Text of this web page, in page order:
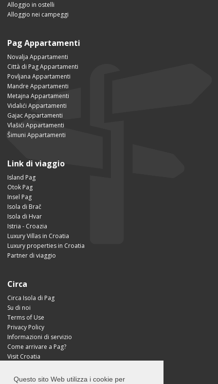
Questo sito Web utilizza i cookie per
Alloggio in ostelli
Alloggio nei campeggi
Pag Appartamenti
Novalja Appartamenti
Città di Pag Appartamenti
Povljana Appartamenti
Mandre Appartamenti
Metajna Appartamenti
Vidalići Appartamenti
Gajac Appartamenti
Vlašići Appartamenti
Šimuni Appartamenti
Link di viaggio
Island Pag
Otok Pag
Insel Pag
Isola di Brač
Isola di Hvar
Istria - Croazia
Luxury Villas in Croatia
Luxury properties in Croatia
Partner di viaggio
Circa
Circa Isola di Pag
Su di noi
Terms of Use
Privacy Policy
Informazioni di servizio
Come arrivare a Pag?
Visit Croatia